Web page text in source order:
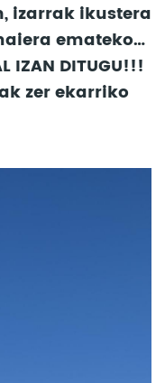
izarrak ikustera
emateko…
IZAN DITUGU!!!
zer ekarriko